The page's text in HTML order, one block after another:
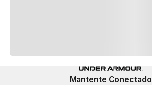
Mantente Conectado